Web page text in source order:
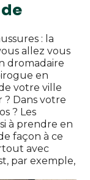
: la
allez vous
dromadaire
en
votre ville
Dans votre
? Les
à prendre en
façon à ce
avec
par exemple,